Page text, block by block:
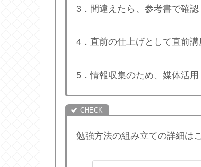
3．間違えたら、参考書で確認
4．直前の仕上げとして直前
5．情報収集のため、媒体活用
勉強方法の組み立ての詳細は